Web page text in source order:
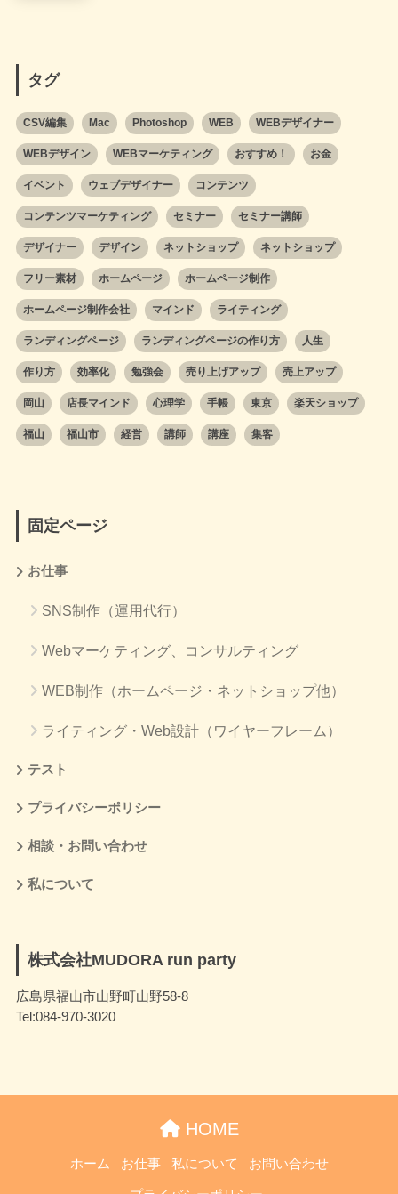
タグ
CSV編集 Mac Photoshop WEB WEBデザイナー
WEBデザイン WEBマーケティング おすすめ！ お金
イベント ウェブデザイナー コンテンツ
コンテンツマーケティング セミナー セミナー講師
デザイナー デザイン ネットショップ ネットショップ
フリー素材 ホームページ ホームページ制作
ホームページ制作会社 マインド ライティング
ランディングページ ランディングページの作り方 人生
作り方 効率化 勉強会 売り上げアップ 売上アップ
岡山 店長マインド 心理学 手帳 東京 楽天ショップ
福山 福山市 経営 講師 講座 集客
固定ページ
お仕事
SNS制作（運用代行）
Webマーケティング、コンサルティング
WEB制作（ホームページ・ネットショップ他）
ライティング・Web設計（ワイヤーフレーム）
テスト
プライバシーポリシー
相談・お問い合わせ
私について
株式会社MUDORA run party
広島県福山市山野町山野58-8
Tel:084-970-3020
HOME
ホーム お仕事 私について お問い合わせ